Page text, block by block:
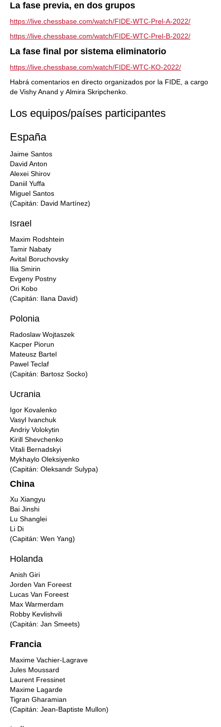
La fase previa, en dos grupos
https://live.chessbase.com/watch/FIDE-WTC-Prel-A-2022/
https://live.chessbase.com/watch/FIDE-WTC-Prel-B-2022/
La fase final por sistema eliminatorio
https://live.chessbase.com/watch/FIDE-WTC-KO-2022/
Habrá comentarios en directo organizados por la FIDE, a cargo
de Vishy Anand y Almira Skripchenko.
Los equipos/países participantes
España
Jaime Santos
David Anton
Alexei Shirov
Daniil Yuffa
Miguel Santos
(Capitán: David Martínez)
Israel
Maxim Rodshtein
Tamir Nabaty
Avital Boruchovsky
Ilia Smirin
Evgeny Postny
Ori Kobo
(Capitán: Ilana David)
Polonia
Radoslaw Wojtaszek
Kacper Piorun
Mateusz Bartel
Pawel Teclaf
(Capitán: Bartosz Socko)
Ucrania
Igor Kovalenko
Vasyl Ivanchuk
Andriy Volokytin
Kirill Shevchenko
Vitali Bernadskyi
Mykhaylo Oleksiyenko
(Capitán: Oleksandr Sulypa)
China
Xu Xiangyu
Bai Jinshi
Lu Shanglei
Li Di
(Capitán: Wen Yang)
Holanda
Anish Giri
Jorden Van Foreest
Lucas Van Foreest
Max Warmerdam
Robby Kevlishvili
(Capitán: Jan Smeets)
Francia
Maxime Vachier-Lagrave
Jules Moussard
Laurent Fressinet
Maxime Lagarde
Tigran Gharamian
(Capitán: Jean-Baptiste Mullon)